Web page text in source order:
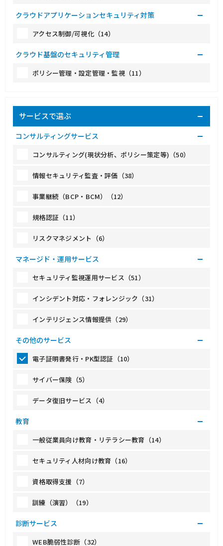
クラウドアプリケーションセキュリティ対策
アクセス制御/可視化（14）
クラウド基盤のセキュリティ管理
ポリシー管理・設定管理・監視（11）
サービスで選ぶ
コンサルティングサービス
コンサルティング(現状分析、ポリシー策定等)（50）
情報セキュリティ監査・評価（38）
事業継続（BCP・BCM）（12）
規格認証（11）
リスクマネジメント（6）
マネージド・運用サービス
セキュリティ監視運用サービス（51）
インシデント対応・フォレンジック（31）
インテリジェンス情報提供（29）
その他のサービス
電子証明書発行・PK型認証（10）
サイバー保険（5）
データ復旧サービス（4）
教育
一般従業員向け教育・リテラシー教育（14）
セキュリティ人材向け教育（16）
資格取得支援（7）
訓練（演習）（19）
診断サービス
WEB脆弱性診断（32）